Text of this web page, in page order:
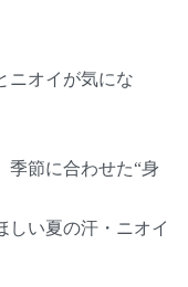
ニオイが気にな
季節に合わせた“身
しい夏の汗・ニオイ